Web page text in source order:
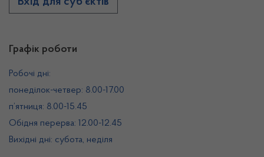
Графік роботи
Робочі дні:
понеділок-четвер: 8.00-17.00
п’ятниця: 8.00-15.45
Обідня перерва: 12.00-12.45
Вихідні дні: субота, неділя